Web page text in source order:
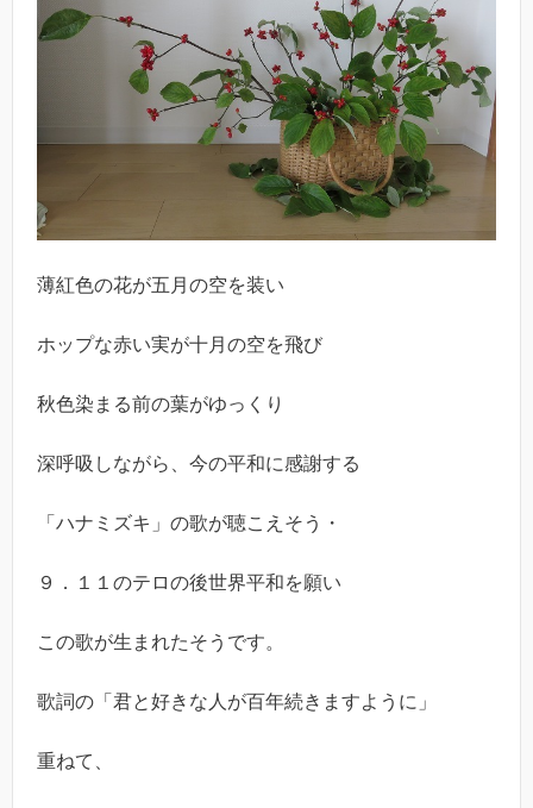
薄紅色の花が五月の空を装い
ホップな赤い実が十月の空を飛び
秋色染まる前の葉がゆっくり
深呼吸しながら、今の平和に感謝する
「ハナミズキ」の歌が聴こえそう・
９．１１のテロの後世界平和を願い
この歌が生まれたそうです。
歌詞の「君と好きな人が百年続きますように」
重ねて、